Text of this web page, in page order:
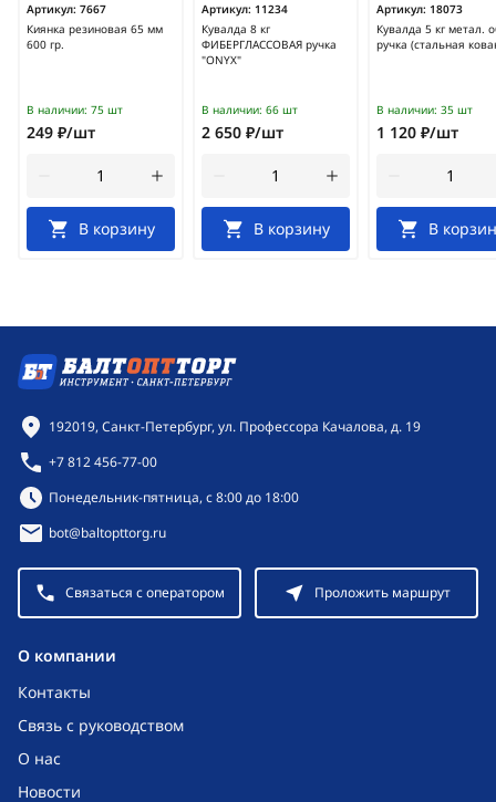
Артикул: 7667
Киянка резиновая 65 мм
600 гр.
В наличии: 75 шт
249 ₽/шт
В корзину
Артикул: 11234
Кувалда 8 кг
ФИБЕРГЛАССОВАЯ ручка
"ONYX"
В наличии: 66 шт
2 650 ₽/шт
В корзину
Артикул: 18073
Кувалда 5 кг метал.
ручка (стальная
В наличии: 35 шт
1 120 ₽/шт
В
O компании
Контакты
Связь с руководством
О нас
Новости
Контактная информация
192019, Санкт-Петербург, ул. Профессора Качалова, д. 19
+7 812 456-77-00
Режим работы:
Понедельник-пятница, с 8:00 до 18:00
bot@baltopttorg.ru
Связаться с оператором Проложить маршрут